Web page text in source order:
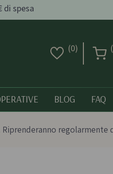
di spesa
(0)
BLOG FAQ
regolarmente